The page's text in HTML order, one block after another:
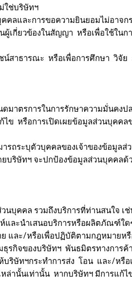
ใช่บริษัทฯ
และการขอความยินยอมไม่อาจกร
นผู้เกี่ยวข้องในสัญญา หรือเพื่
าธารณะ หรือเพื่อการศึกษา วิจัย
รการในการรักษาความมั่นคงปล
ข หรือการเปิดเผยข้อมูลส่วนบุคค
ถระบุตัวบุคคลของเจ้าของข้อมูล
ริษัทฯ จะปกป้องข้อมูลส่วนบุคคลด้
คล รวมถึงบริการที่ท่านสนใจ เช่
และนำเสนอบริการหรือผลิตภัณฑ์
และ/หรือเพื่อปฏิบัติตามกฎหมายห
กิจของบริษัทฯ พันธมิตรทางการ
ทฯกระทำการส่ง โอน และ/หรือเ
ล่านั้นเท่านั้น หากบริษัทฯ มีการแก้ไ